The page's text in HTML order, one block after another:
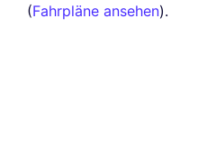
(Fahrpläne ansehen).